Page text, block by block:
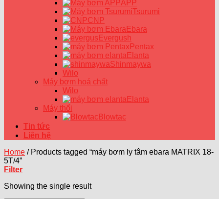
APP
Tsurumi
CNP
Ebara
Evergush
Pentax
Elanta
Shinmaywa
Wilo
Máy bơm hoá chất
Wilo
Elanta
Máy thổi
Blowtac
Tin tức
Liên hệ
Home /Products tagged “máy bơm ly tâm ebara MATRIX 18-
5T/4”
Filter
Showing the single result